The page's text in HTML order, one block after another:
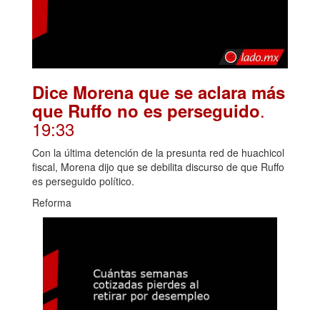
Dice Morena que se aclara más
que Ruffo no es perseguido.
19:33
Con la última detención de la presunta red de huachicol
fiscal, Morena dijo que se debilita discurso de que Ruffo
es perseguido político.
Reforma